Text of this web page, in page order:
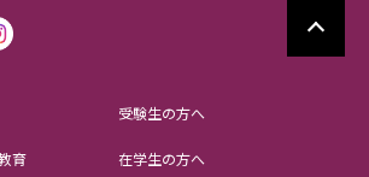
育
受験生の方へ
在学生の方へ